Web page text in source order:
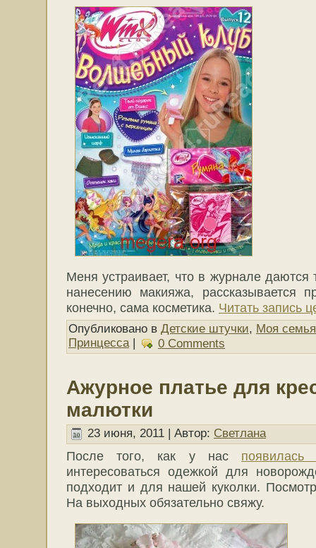
Меня устраивает, что в журнале
нанесению макияжа, рассказывается
конечно, сама косметика. Читать запись
Опубликовано в Детские штучки, Моя семья
Принцесса| 0 Comments
Ажурное платье для
малютки
23 июня, 2011 | Автор: Светлана
После того, как у нас
интересоваться одежкой для
подходит и для нашей куколки.
На выходных обязательно свяжу.